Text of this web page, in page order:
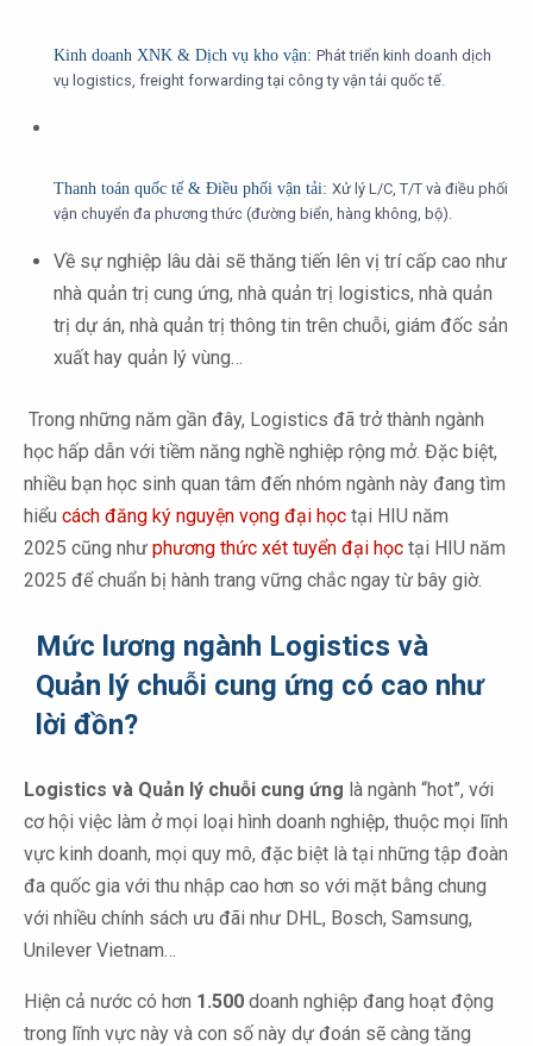
Kinh doanh XNK & Dịch vụ kho vận: Phát triển kinh doanh dịch
vụ logistics, freight forwarding tại công ty vận tải quốc tế.
Thanh toán quốc tế & Điều phối vận tải: Xử lý L/C, T/T và điều phối
vận chuyển đa phương thức (đường biển, hàng không, bộ).
Về sự nghiệp lâu dài sẽ thăng tiến lên vị trí cấp cao như
nhà quản trị cung ứng, nhà quản trị logistics, nhà quản
trị dự án, nhà quản trị thông tin trên chuỗi, giám đốc sản
xuất hay quản lý vùng…
Trong những năm gần đây, Logistics đã trở thành ngành
học hấp dẫn với tiềm năng nghề nghiệp rộng mở. Đặc biệt,
nhiều bạn học sinh quan tâm đến nhóm ngành này đang tìm
hiểu cách đăng ký nguyện vọng đại học tại HIU năm
2025 cũng như phương thức xét tuyển đại học tại HIU năm
2025 để chuẩn bị hành trang vững chắc ngay từ bây giờ.
Mức lương ngành Logistics và
Quản lý chuỗi cung ứng có cao như
lời đồn?
Logistics và Quản lý chuỗi cung ứng là ngành “hot”, với
cơ hội việc làm ở mọi loại hình doanh nghiệp, thuộc mọi lĩnh
vực kinh doanh, mọi quy mô, đặc biệt là tại những tập đoàn
đa quốc gia với thu nhập cao hơn so với mặt bằng chung
với nhiều chính sách ưu đãi như DHL, Bosch, Samsung,
Unilever Vietnam…
Hiện cả nước có hơn 1.500 doanh nghiệp đang hoạt động
trong lĩnh vực này và con số này dự đoán sẽ càng tăng